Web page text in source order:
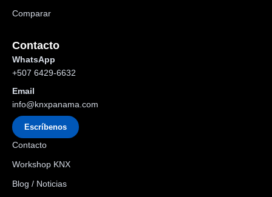
Comparar
Contacto
WhatsApp
+507 6429-6632
Email
info@knxpanama.com
Escríbenos
Contacto
Workshop KNX
Blog / Noticias